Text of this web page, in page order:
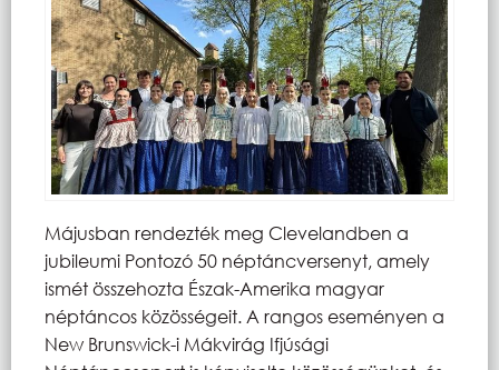
Májusban rendezték meg Clevelandben a
jubileumi Pontozó 50 néptáncversenyt, amely
ismét összehozta Észak-Amerika magyar
néptáncos közösségeit. A rangos eseményen a
New Brunswick-i Mákvirág Ifjúsági